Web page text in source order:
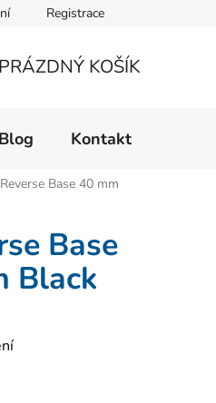
pro reklamaci zboží
Registrace
PRÁZDNÝ KOŠÍK
Blog Kontakt
Base 40 mm
Base
Black